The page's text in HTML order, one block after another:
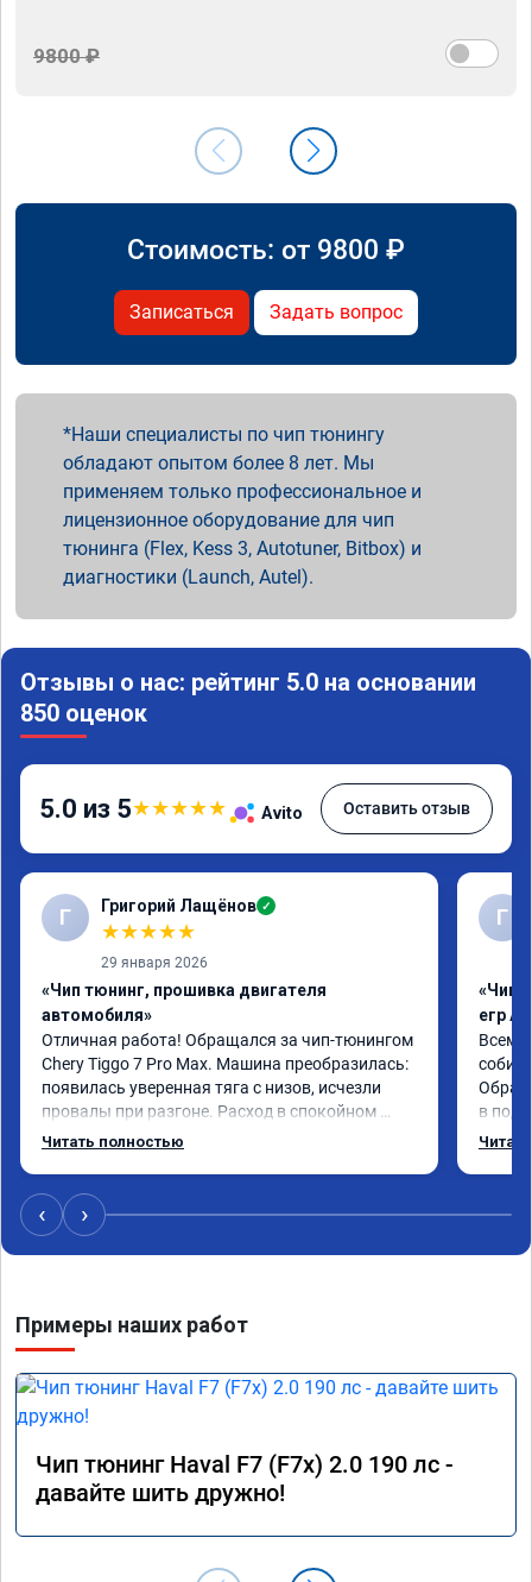
9800 ₽
Стоимость: от 9800 ₽
Записаться Задать вопрос
Наши специалисты по чип тюнингу
обладают опытом более 8 лет. Мы
применяем только профессиональное и
лицензионное оборудование для чип
тюнинга (Flex, Kess 3, Autotuner, Bitbox) и
диагностики (Launch, Autel).
Отзывы о нас: рейтинг 5.0 на основании
850 оценок
5.0 из 5★★★★★ Avito Оставить отзыв
Г Григорий Лащёнов ✓
★★★★★
29 января 2026
«Чип тюнинг, прошивка двигателя
автомобиля»
Отличная работа! Обращался за чип-тюнингом
Chery Tiggo 7 Pro Max. Машина преобразилась:
появилась уверенная тяга с низов, исчезли
провалы при разгоне. Расход в спокойном
режиме даже немного снизился. Все сделали
Читать полностью
Г
«Чип
егр
Всем
в
‹ ›
Примеры наших работ
Чип тюнинг Haval F7 (F7x) 2.0 190 лс -
давайте шить дружно!